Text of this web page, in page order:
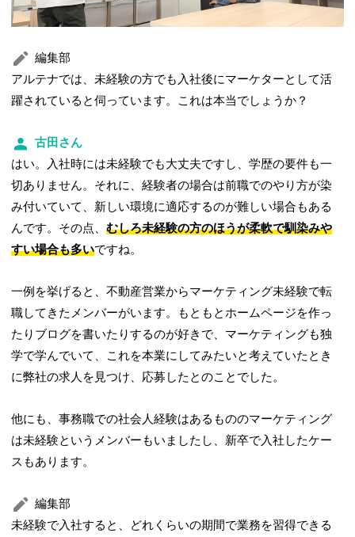
編集部
アルテナでは、未経験の方でも入社後にマーケターとして活
躍されていると伺っています。これは本当でしょうか？
古田さん
はい。入社時には未経験でも大丈夫ですし、学歴の要件も一
切ありません。それに、経験者の場合は前職でのやり方が染
み付いていて、新しい環境に適応するのが難しい場合もある
んです。その点、むしろ未経験の方のほうが柔軟で馴染みや
すい場合も多いですね。
一例を挙げると、不動産営業からマーケティング未経験で転
職してきたメンバーがいます。もともとホームページを作っ
たりブログを書いたりするのが好きで、マーケティングも独
学で学んでいて、これを本業にしてみたいと考えていたとき
に弊社の求人を見つけ、応募したとのことでした。
他にも、事務職での社会人経験はあるもののマーケティング
は未経験というメンバーもいましたし、新卒で入社したケー
スもあります。
編集部
未経験で入社すると、どれくらいの期間で業務を習得できる